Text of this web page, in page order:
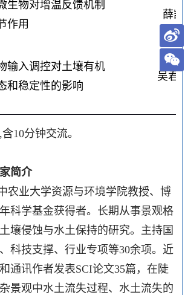
生物对增温反馈机制
作用
薛凯
输入调控对土壤有机
和稳定性的影响
吴君
,含10分钟交流。
简介
农业大学资源与环境学院教授、博
科学基金获得者。长期从事景观格
壤侵蚀与水土保持的研究。主持国
科技支撑、行业专项等30余项。近
通讯作者发表SCI论文35篇，在陡
景观中水土流失过程、水土流失的